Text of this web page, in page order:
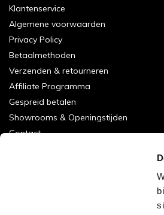
Klantenservice
Algemene voorwaarden
Privacy Policy
Betaalmethoden
Verzenden & retourneren
Affiliate Programma
Gespreid betalen
Showrooms & Openingstijden
Contact